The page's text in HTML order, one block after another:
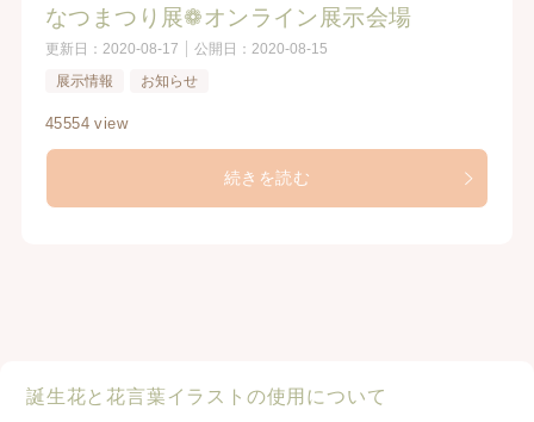
なつまつり展❁オンライン展示会場
更新日： 2020-08-17 公開日： 2020-08-15
展示情報
お知らせ
45554 view
続きを読む
誕生花と花言葉イラストの使用について